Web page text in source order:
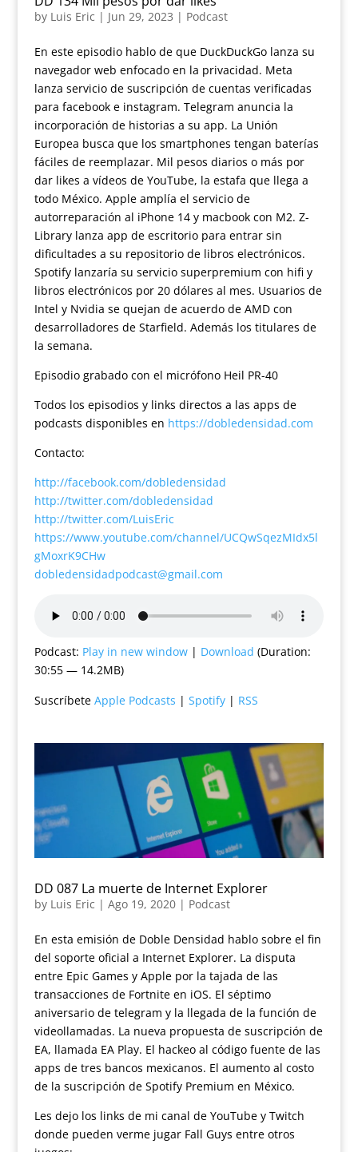
by Luis Eric | Jun 29, 2023 | Podcast
En este episodio hablo de que DuckDuckGo lanza su
navegador web enfocado en la privacidad. Meta
lanza servicio de suscripción de cuentas verificadas
para facebook e instagram. Telegram anuncia la
incorporación de historias a su app. La Unión
Europea busca que los smartphones tengan baterías
fáciles de reemplazar. Mil pesos diarios o más por
dar likes a vídeos de YouTube, la estafa que llega a
todo México. Apple amplía el servicio de
autorreparación al iPhone 14 y macbook con M2. Z-
Library lanza app de escritorio para entrar sin
dificultades a su repositorio de libros electrónicos.
Spotify lanzaría su servicio superpremium con hifi y
libros electrónicos por 20 dólares al mes. Usuarios de
Intel y Nvidia se quejan de acuerdo de AMD con
desarrolladores de Starfield. Además los titulares de
la semana.
Episodio grabado con el micrófono Heil PR-40
Todos los episodios y links directos a las apps de
podcasts disponibles en https://dobledensidad.com
Contacto:
http://facebook.com/dobledensidad
http://twitter.com/dobledensidad
http://twitter.com/LuisEric
https://www.youtube.com/channel/UCQwSqezMIdx5l
gMoxrK9CHw
dobledensidadpodcast@gmail.com
Podcast: Play in new window| Download (Duration:
30:55 — 14.2MB)
Suscríbete Apple Podcasts | Spotify| RSS
DD 087 La muerte de Internet Explorer
by Luis Eric | Ago 19, 2020| Podcast
En esta emisión de Doble Densidad hablo sobre el fin
del soporte oficial a Internet Explorer. La disputa
entre Epic Games y Apple por la tajada de las
transacciones de Fortnite en iOS. El séptimo
aniversario de telegram y la llegada de la función de
videollamadas. La nueva propuesta de suscripción de
EA, llamada EA Play. El hackeo al código fuente de las
apps de tres bancos mexicanos. El aumento al costo
de la suscripción de Spotify Premium en México.
Les dejo los links de mi canal de YouTube y Twitch
donde pueden verme jugar Fall Guys entre otros